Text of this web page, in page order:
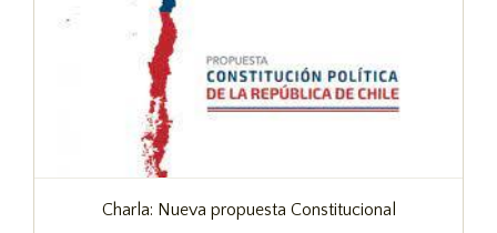
Charla: Nueva propuesta Constitucional